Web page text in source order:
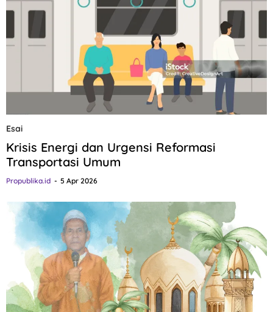
Esai
Krisis Energi dan Urgensi Reformasi
Transportasi Umum
Propublika.id 5 Apr 2026